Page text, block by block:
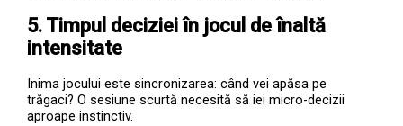
5. Timpul deciziei în jocul de înaltă
intensitate
Inima jocului este sincronizarea: când vei apăsa pe
trăgaci? O sesiune scurtă necesită să iei micro-decizii
aproape instinctiv.